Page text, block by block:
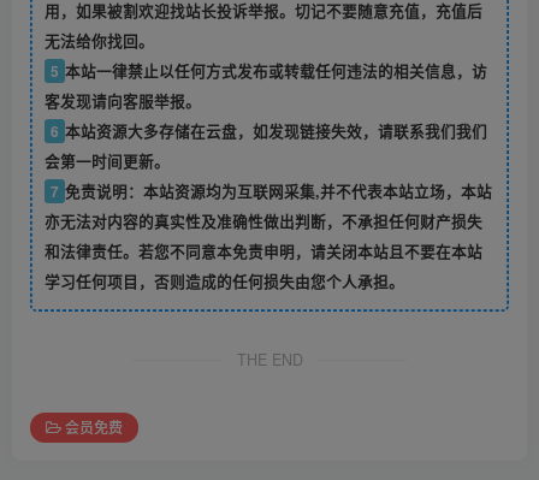
用，如果被割欢迎找站长投诉举报。切记不要随意充值，充值后
无法给你找回。
5 本站一律禁止以任何方式发布或转载任何违法的相关信息，访
客发现请向客服举报。
6 本站资源大多存储在云盘，如发现链接失效，请联系我们我们
会第一时间更新。
7 免责说明：本站资源均为互联网采集,并不代表本站立场，本站
亦无法对内容的真实性及准确性做出判断，不承担任何财产损失
和法律责任。若您不同意本免责申明，请关闭本站且不要在本站
学习任何项目，否则造成的任何损失由您个人承担。
THE END
会员免费